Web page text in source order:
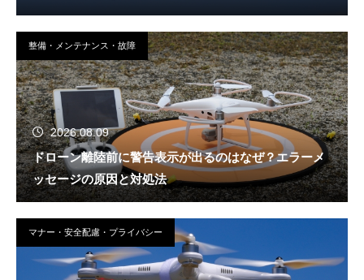
整備・メンテナンス・故障
2026.08.09
ドローン離陸前に警告表示が出るのはなぜ？エラーメ
ッセージの原因と対処法
マナー・安全配慮・プライバシー